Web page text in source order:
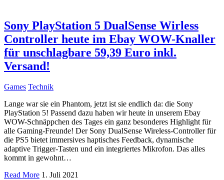
Sony PlayStation 5 DualSense Wirless
Controller heute im Ebay WOW-Knaller
für unschlagbare 59,39 Euro inkl.
Versand!
Games Technik
Lange war sie ein Phantom, jetzt ist sie endlich da: die Sony
PlayStation 5! Passend dazu haben wir heute in unserem Ebay
WOW-Schnäppchen des Tages ein ganz besonderes Highlight für
alle Gaming-Freunde! Der Sony DualSense Wireless-Controller für
die PS5 bietet immersives haptisches Feedback, dynamische
adaptive Trigger-Tasten und ein integriertes Mikrofon. Das alles
kommt in gewohnt…
Read More 1. Juli 2021